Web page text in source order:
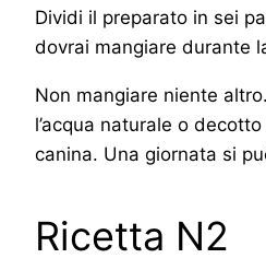
Dividi il preparato in sei
dovrai mangiare durante
Non mangiare niente
l’acqua naturale o
canina. Una giornata si
Ricetta N2